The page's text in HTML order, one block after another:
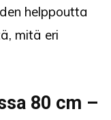
helppoutta
mitä eri
80 cm –